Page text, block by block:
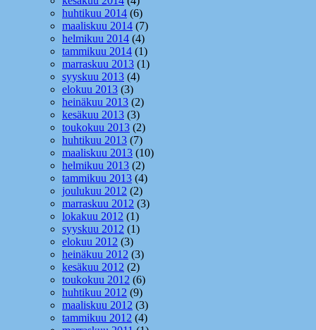
huhtikuu 2014 (6)
maaliskuu 2014 (7)
helmikuu 2014 (4)
tammikuu 2014 (1)
marraskuu 2013 (1)
syyskuu 2013 (4)
elokuu 2013 (3)
heinäkuu 2013 (2)
kesäkuu 2013 (3)
toukokuu 2013 (2)
huhtikuu 2013 (7)
maaliskuu 2013 (10)
helmikuu 2013 (2)
tammikuu 2013 (4)
joulukuu 2012 (2)
marraskuu 2012 (3)
lokakuu 2012 (1)
syyskuu 2012 (1)
elokuu 2012 (3)
heinäkuu 2012 (3)
kesäkuu 2012 (2)
toukokuu 2012 (6)
huhtikuu 2012 (9)
maaliskuu 2012 (3)
tammikuu 2012 (4)